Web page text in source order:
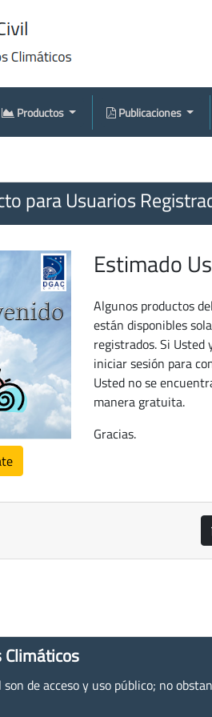
Productos Publicaciones
para Usuarios
Estimado
Algunos productos del
están disponibles
registrados. Si Usted
iniciar sesión para
Usted no se
manera gratuita.
Gracias.
Climáticos
de acceso y uso público; no